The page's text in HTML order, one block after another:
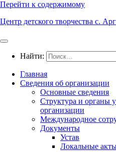
Перейти к содержимому
Центр детского творчества с.
Найти:
Главная
Сведения об организации
Основные сведения
Структура и органы
организации
Международное
Документы
Устав
Локальные